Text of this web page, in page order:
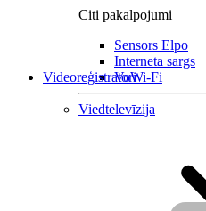
Citi pakalpojumi
Sensors Elpo
Interneta sargs
VoWi-Fi
Viedtelevīzija
Videoreģistratori